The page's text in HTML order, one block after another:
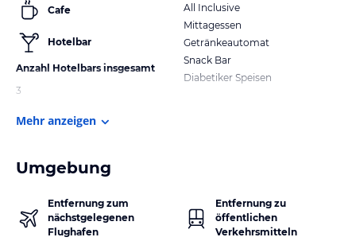
Cafe
Hotelbar
Anzahl Hotelbars insgesamt
3
All Inclusive
Mittagessen
Getränkeautomat
Snack Bar
Diabetiker Speisen
Mehr anzeigen
Umgebung
Entfernung zum
nächstgelegenen
Flughafen
Entfernung zu
öffentlichen
Verkehrsmitteln